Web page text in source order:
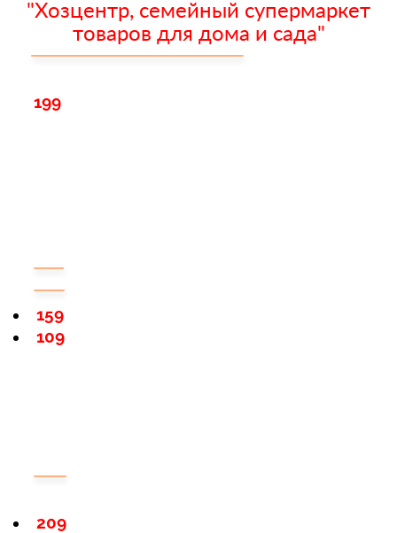
"Хозцентр, семейный супермаркет
товаров для дома и сада"
199
109
159
209